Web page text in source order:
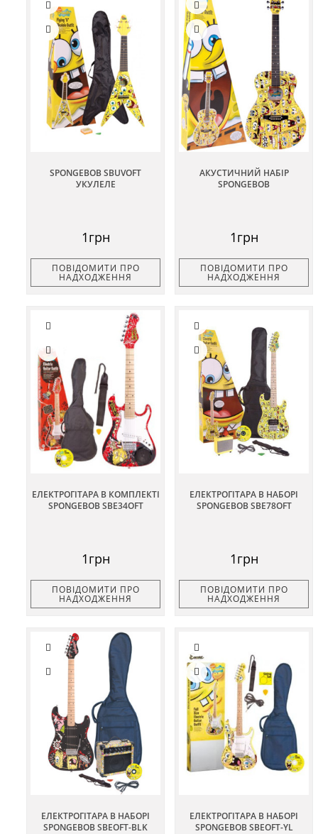
SPONGEBOB SBUVOFT
УКУЛЕЛЕ
1грн
ПОВІДОМИТИ ПРО
НАДХОДЖЕННЯ
АКУСТИЧНИЙ НАБІР
SPONGEBOB
1грн
ПОВІДОМИТИ ПРО
НАДХОДЖЕННЯ
ЕЛЕКТРОГІТАРА В КОМПЛЕКТІ
SPONGEBOB SBE34OFT
1грн
ПОВІДОМИТИ ПРО
НАДХОДЖЕННЯ
ЕЛЕКТРОГІТАРА В НАБОРІ
SPONGEBOB SBE78OFT
1грн
ПОВІДОМИТИ ПРО
НАДХОДЖЕННЯ
ЕЛЕКТРОГІТАРА В НАБОРІ
SPONGEBOB SBEOFT-BLK
ЕЛЕКТРОГІТАРА В НАБОРІ
SPONGEBOB SBEOFT-YL